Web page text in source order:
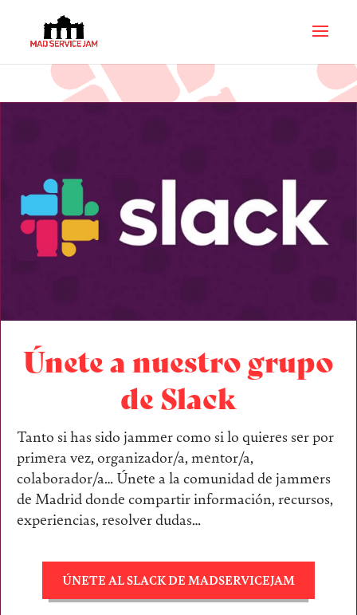
Únete a nuestro grupo
de Slack
Tanto si has sido jammer como si lo quieres ser por
primera vez, organizador/a, mentor/a,
colaborador/a… Únete a la comunidad de jammers
de Madrid donde compartir información, recursos,
experiencias, resolver dudas…
ÚNETE AL SLACK DE MADSERVICEJAM